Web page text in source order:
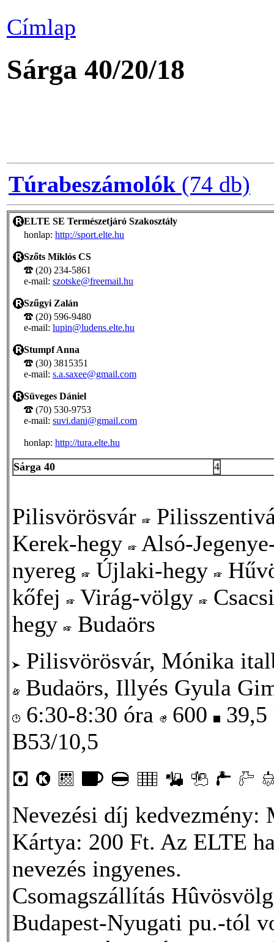
Címlap
Sárga 40/20/18
Túrabeszámolók (74 db)
ELTE SE Természetjáró Szakosztály
honlap: http://sport.elte.hu
Szőts Miklós CS
(20) 234-5861
e-mail: szotske@freemail.hu
Szűgyi Zalán
(20) 596-9480
e-mail: lupin@ludens.elte.hu
Stumpf Anna
(30) 3815351
e-mail: s.a.saxee@gmail.com
Süveges Dániel
(70) 530-9753
e-mail: suvi.dani@gmail.com
honlap: http://tura.elte.hu
Sárga 40 4
Pilisvörösvár
Kerek-hegy
Alsó-
nyereg
Újlaki-hegy
kőfej
Virág-völgy
hegy
Budaörs
Pilisvörösvár, Mónika
Budaörs, Illyés Gyula
6:30-8:30 óra
600
B53/10,5
Nevezési díj kedvezmény:
Kártya: 200 Ft. Az ELTE
nevezés ingyenes.
Csomagszállítás
Budapest-Nyugati pu.-tól